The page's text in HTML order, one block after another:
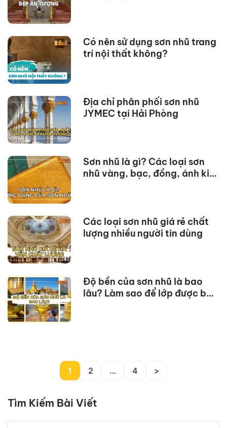
Có nên sử dụng sơn nhũ trang
trí nội thất không?
Địa chỉ phân phối sơn nhũ
JYMEC tại Hải Phòng
Sơn nhũ là gì? Các loại sơn
nhũ vàng, bạc, đồng, ánh kim
Các loại sơn nhũ giá rẻ chất
lượng nhiều người tin dùng
Độ bền của sơn nhũ là bao
lâu? Làm sao để lớp được bền
1 2 … 4 >
Tìm Kiếm Bài Viết